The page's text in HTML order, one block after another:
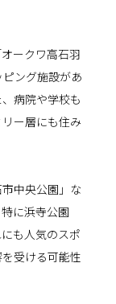
ークワ高石羽
ング施設があ
病院や学校も
ー層にも住み
中央公園」な
に浜寺公園
も人気のスポ
受ける可能性